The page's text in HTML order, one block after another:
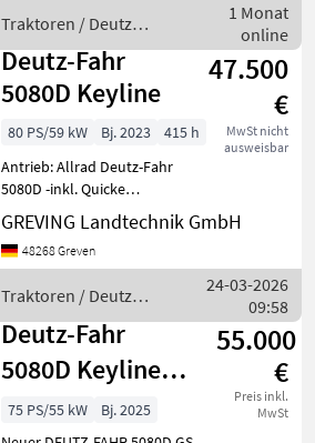
Höchstgeschwindigkeit in
km/h: 40 km/h, Aufladung:
Turbol
Traktoren / Deutz
Fahr
1 Monat
online
Deutz-Fahr
5080D Keyline
47.500
€
MwSt nicht
ausweisbar
80 PS/59 kW Bj. 2023
415 h
Antrieb: Allrad Deutz-Fahr
5080D -inkl. Quicke
Frontlader MAS325210 Preis
gilt für vorhandenen
Zustand. Angebot
Änderungen und
Zwischenverk
GREVING Landtechnik GmbH
48268 Greven
Traktoren / Deutz
Fahr
24-03-2026
09:58
Deutz-Fahr
5080D Keyline
GS
55.000
€
Preis inkl.
MwSt
75 PS/55 kW
Bj. 2025